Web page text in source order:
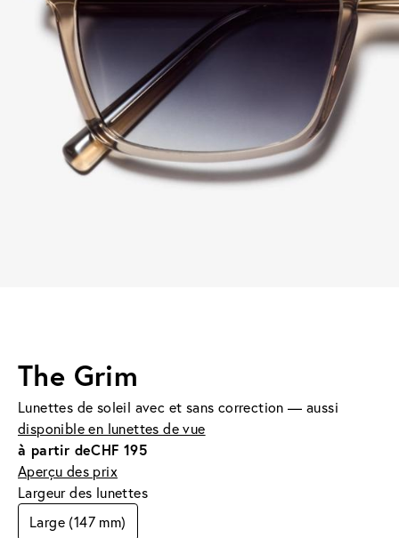
The Grim
Lunettes de soleil avec et sans correction — aussi
disponible en lunettes de vue
à partir deCHF 195
Aperçu des prix
Largeur des lunettes
Large (147 mm)